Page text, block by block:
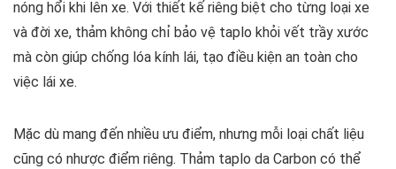
nóng hổi khi lên xe. Với thiết kế riêng biệt cho từng loại xe
và đời xe, thảm không chỉ bảo vệ taplo khỏi vết trầy xước
mà còn giúp chống lóa kính lái, tạo điều kiện an toàn cho
việc lái xe.
Mặc dù mang đến nhiều ưu điểm, nhưng mỗi loại chất liệu
cũng có nhược điểm riêng. Thảm taplo da Carbon có thể